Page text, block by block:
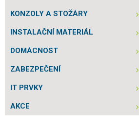
KONZOLY A STOŽÁRY
INSTALAČNÍ MATERIÁL
DOMÁCNOST
ZABEZPEČENÍ
IT PRVKY
AKCE